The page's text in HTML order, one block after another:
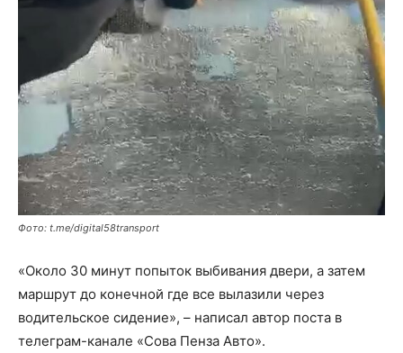
Фото: t.me/digital58transport
«Около 30 минут попыток выбивания двери, а затем
маршрут до конечной где все вылазили через
водительское сидение», – написал автор поста в
телеграм-канале «Сова Пенза Авто».